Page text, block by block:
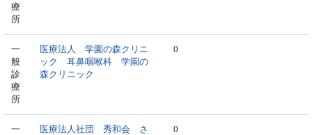
療
所
一
般
診
療
所
医療法人 学園の森クリニ
ック 耳鼻咽喉科 学園の
森クリニック
0
一
医療法人社団 秀和会 さ
0